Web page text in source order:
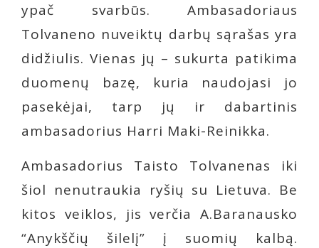
ypač svarbūs. Ambasadoriaus
Tolvaneno nuveiktų darbų sąrašas yra
didžiulis. Vienas jų – sukurta patikima
duomenų bazę, kuria naudojasi jo
pasekėjai, tarp jų ir dabartinis
ambasadorius Harri Maki-Reinikka.
Ambasadorius Taisto Tolvanenas iki
šiol nenutraukia ryšių su Lietuva. Be
kitos veiklos, jis verčia A.Baranausko
“Anykščių šilelį” į suomių kalbą.